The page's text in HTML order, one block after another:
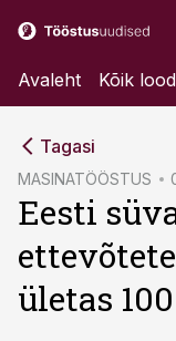
Avaleht Kõik lood
Tagasi
MASINATÖÖSTUS
Eesti
ületas